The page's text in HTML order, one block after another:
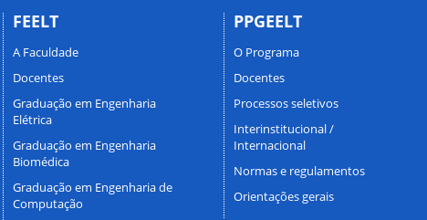
FEELT
A Faculdade
Docentes
Graduação em Engenharia
Elétrica
Graduação em Engenharia
Biomédica
Graduação em Engenharia de
Computação
PPGEELT
O Programa
Docentes
Processos seletivos
Interinstitucional /
Internacional
Normas e regulamentos
Orientações gerais